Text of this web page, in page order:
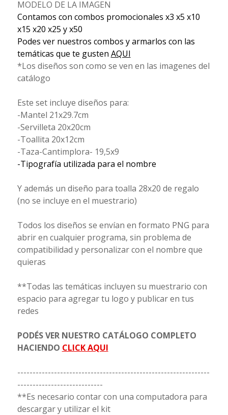
MODELO DE LA IMAGEN
Contamos con combos promocionales x3 x5 x10
x15 x20 x25 y x50
Podes ver nuestros combos y armarlos con las
temáticas que te gusten AQUI
*Los diseños son como se ven en las imagenes del
catálogo
Este set incluye diseños para:
-Mantel 21x29.7cm
-Servilleta 20x20cm
-Toallita 20x12cm
-Taza-Cantimplora- 19,5x9
-Tipografía utilizada para el nombre
Y además un diseño para toalla 28x20 de regalo
(no se incluye en el muestrario)
Todos los diseños se envían en formato PNG para
abrir en cualquier programa, sin problema de
compatibilidad y personalizar con el nombre que
quieras
**Todas las temáticas incluyen su muestrario con
espacio para agregar tu logo y publicar en tus
redes
PODÉS VER NUESTRO CATÁLOGO COMPLETO
HACIENDO CLICK AQUI
---------------------------------------------------------------
----------------------------
**Es necesario contar con una computadora para
descargar y utilizar el kit